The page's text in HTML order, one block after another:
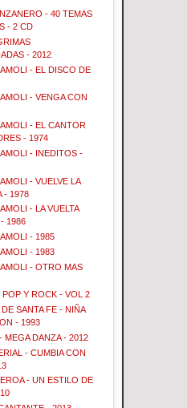
- 40 TEMAS
- 2 CD
- 2012
- EL DISCO DE
- VENGA CON
- EL CANTOR
- 1974
- INEDITOS -
- VUELVE LA
- 1978
- LA VUELTA
1986
- 1985
- 1983
- OTRO MAS
POP Y ROCK - VOL 2
SANTA FE - NIÑA
- 1993
MEGA DANZA - 2012
- CUMBIA CON
- UN ESTILO DE